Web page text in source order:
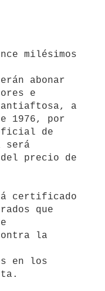
abonar
e
antiaftosa, a
1976, por
de
será
del precio de
que
la
en los